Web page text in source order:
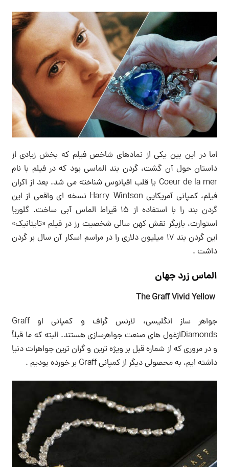
اما در این بین یکی از نمادهای شاخص فیلم که بخش زیادی از
داستان حول آن گشت، گردن بند الماسی بود که در فیلم با نام
Coeur de la mer یا قلب اقیانوس شناخته می شد. بعد از اکران
فیلم، کمپانی آمریکایی Harry Wintson نسخه ای واقعی از این
گردن بند را با استفاده از ۱۵ قیراط الماس آبی ساخت. گلوریا
استوارت، بازیگر نقش کهن سالی شخصیت رز در فیلم «تایتانیک»
این گردن بند ۱۷ میلیون دلاری را در مراسم اسکار آن سال بر گردن
داشت .
الماس زرد جهان
The Graff Vivid Yellow
جواهر ساز انگلیسی، لارنس گراف و کمپانی او Graff
Diamondsازغول های صنعت جواهرسازی هستند. البته که ما قبلاً
و در مروری که از شماره قبل بر ویژه ترین و گران ترین جواهرات دنیا
داشته ایم، به محصولی دیگر از کمپانی Graff بر خورده بودیم .